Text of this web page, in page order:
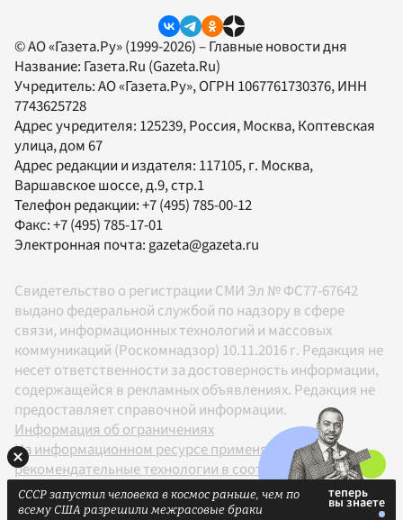
© АО «Газета.Ру» (1999-2026) – Главные новости дня
Название: Газета.Ru (Gazeta.Ru)
Учредитель:АО «Газета.Ру», ОГРН 1067761730376, ИНН
7743625728
Адрес учредителя: 125239, Россия, Москва, Коптевская
улица, дом 67
Адрес редакции и издателя: 117105, г. Москва,
Варшавское шоссе, д.9, стр.1
Телефон редакции:+7 (495) 785-00-12
Факс:+7 (495) 785-17-01
Электронная почта:gazeta@gazeta.ru
Свидетельство о регистрации СМИ Эл № ФС77-67642
выдано федеральной службой по надзору в сфере
связи, информационных технологий и массовых
коммуникаций (Роскомнадзор) 10.11.2016 г. Редакция не
несет ответственности за достоверность информации,
содержащейся в рекламных объявлениях. Редакция не
предоставляет справочной информации.
Информация об ограничениях
На информационном ресурсе применяются
рекомендательные технологии в соответствии с
Правилами
18+
СССР запустил человека в космос раньше, чем по
всему США разрешили межрасовые браки